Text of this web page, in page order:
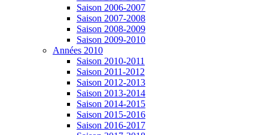
Saison 2006-2007
Saison 2007-2008
Saison 2008-2009
Saison 2009-2010
Années 2010
Saison 2010-2011
Saison 2011-2012
Saison 2012-2013
Saison 2013-2014
Saison 2014-2015
Saison 2015-2016
Saison 2016-2017